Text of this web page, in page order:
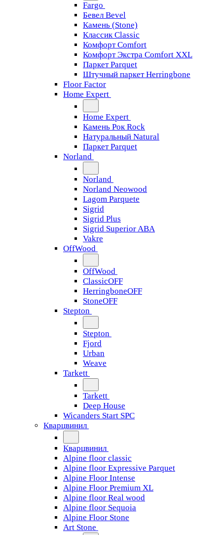
Fargo
Бевел Bevel
Камень (Stone)
Классик Classic
Комфорт Comfort
Комфорт Экстра Comfort XXL
Паркет Parquet
Штучный паркет Herringbone
Floor Factor
Home Expert
Home Expert
Камень Рок Rock
Натуральный Natural
Паркет Parquet
Norland
Norland
Norland Neowood
Lagom Parquete
Sigrid
Sigrid Plus
Sigrid Superior ABA
Vakre
OffWood
OffWood
ClassicOFF
HerringboneOFF
StoneOFF
Stepton
Stepton
Fjord
Urban
Weave
Tarkett
Tarkett
Deep House
Wicanders Start SPC
Кварцвинил
Кварцвинил
Alpine floor classic
Alpine floor Expressive Parquet
Alpine Floor Intense
Alpine Floor Premium XL
Alpine floor Real wood
Alpine floor Sequoia
Alpine Floor Stone
Art Stone